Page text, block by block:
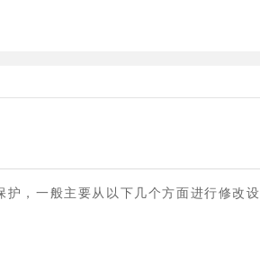
，一般主要从以下几个方面进行修改设